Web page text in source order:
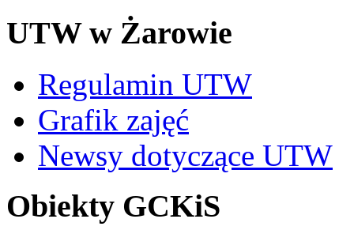
UTW w Żarowie
Regulamin UTW
Grafik zajęć
Newsy dotyczące UTW
Obiekty GCKiS